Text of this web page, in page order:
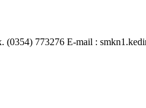
773276 E-mail :